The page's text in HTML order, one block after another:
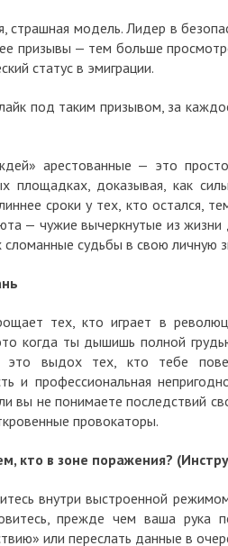
страшная модель. Лидер в
призывы — тем больше
статус в эмиграции.
под таким призывом, за
арестованные — это
площадках, доказывая, как
сроки у тех, кто остался,
— чужие вычеркнутые из жизни
сломанные судьбы в свою личную
тех, кто играет в
когда ты дышишь полной
выдох тех, кто тебе
и профессиональная
вы не понимаете последствий
провокаторы.
кто в зоне поражения?
внутри выстроенной
прежде чем ваша рука
или переслать данные в